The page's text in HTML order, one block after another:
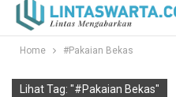
Home #Pakaian Bekas
Lihat Tag: "#Pakaian Bekas"